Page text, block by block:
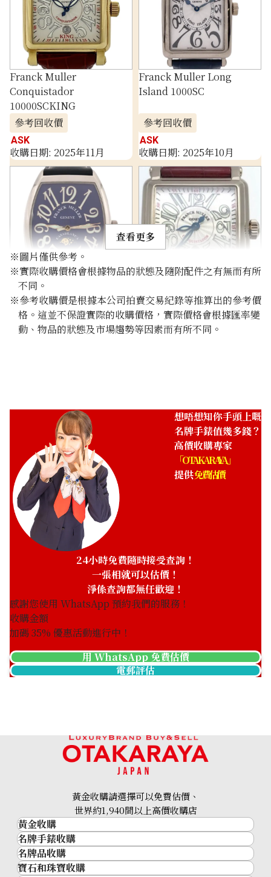
Franck Muller
Conquistador
10000SCKING
參考回收價
ASK
收購日期: 2025年11月
Franck Muller Long
Island 1000SC
參考回收價
ASK
收購日期: 2025年10月
Franck Muller Casablanca
7880CL
參考回收價
Franck Muller Master
Square 162
參考回收價
Franck Muller Master
Square 6002LQZ
參考回收價
收購日期: 2024年3月 收購日期: 2023年6月
收購日期: 2025年2月
參考回收價
ASK
收購日期: 2024年10月
查看更多
※圖片僅供參考。
※實際收購價格會根據物品的狀態及隨附配件之有無而有所
不同。
※參考收購價是根據本公司拍賣交易紀錄等推算出的參考價
格。這並不保證實際的收購價格，實際價格會根據匯率變
動、物品的狀態及市場趨勢等因素而有所不同。
想唔想知你手頭上嘅
名牌手錶值幾多錢？
高價收購專家
「OTAKARAYA」
提供免費估價
24小時免費隨時接受查詢！
一張相就可以估價！
淨係查詢都無任歡迎！
感謝您使用 WhatsApp 預約我們的服務！
收購金額
加碼35% 優惠活動進行中！
用 WhatsApp 免費估價
電郵評估
黃金收購請選擇可以免費估價、
世界約1,940間以上高價收購店
黃金收購
黃金･金條
金條
金幣及銀幣
名牌手錶收購
名牌手錶收購
勞力士 (Rolex)
名牌品收購
名牌品收購
寶石和珠寶收購